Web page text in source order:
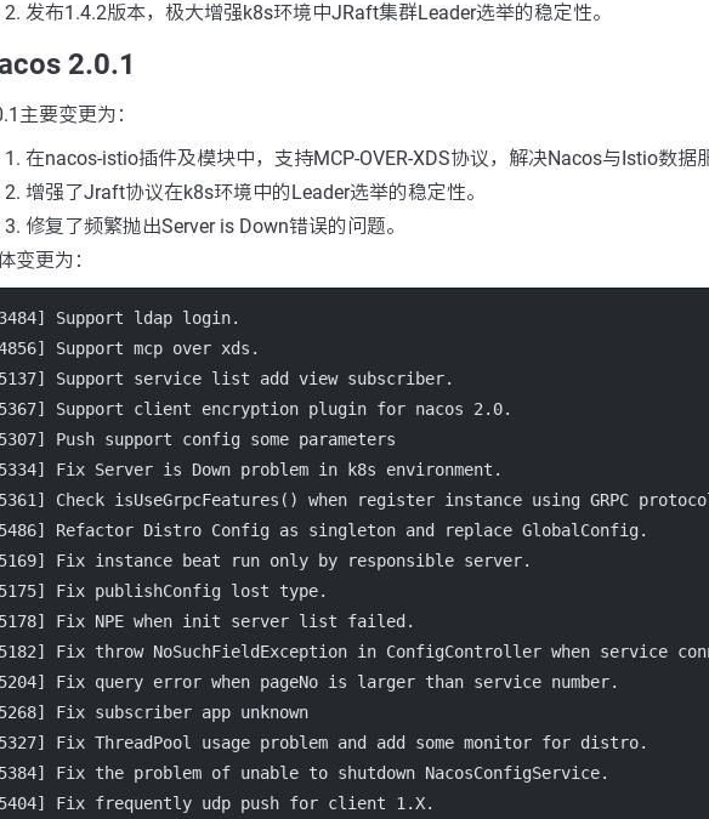
发布1.4.2版本，极大增强k8s环境中JRaft集群Leader选举的稳定性。
2.0.1
主要变更为：
在nacos-istio插件及模块中，支持MCP-OVER-XDS协议，解决Nacos与Istio数据
增强了Jraft协议在k8s环境中的Leader选举的稳定性。
修复了频繁抛出Server is Down错误的问题。
变更为：
Support ldap login.
Support mcp over xds.
Support service list add view subscriber.
Support client encryption plugin for nacos 2.0.
Push support config some parameters
Fix Server is Down problem in k8s environment.
Check isUseGrpcFeatures() when register instance using GRPC
Refactor Distro Config as singleton and replace GlobalConfig.
Fix instance beat run only by responsible server.
Fix publishConfig lost type.
Fix NPE when init server list failed.
Fix throw NoSuchFieldException in ConfigController when service
Fix query error when pageNo is larger than service number.
Fix subscriber app unknown
Fix ThreadPool usage problem and add some monitor for distro.
Fix the problem of unable to shutdown NacosConfigService.
Fix frequently udp push for client 1.X.